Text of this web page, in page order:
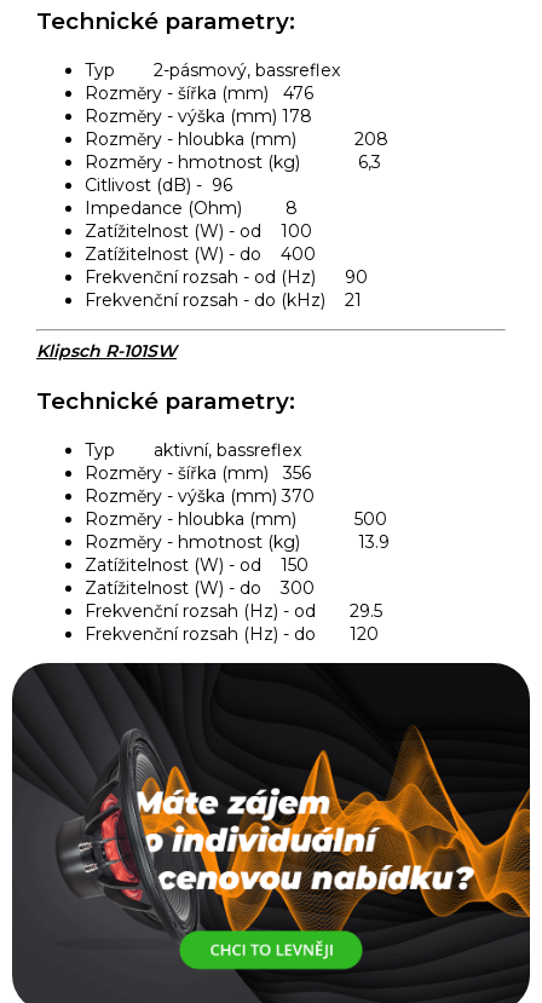
Technické parametry:
Typ 2-pásmový, bassreflex
Rozměry - šířka (mm) 476
Rozměry - výška (mm) 178
Rozměry - hloubka (mm) 208
Rozměry - hmotnost (kg) 6,3
Citlivost (dB) - 96
Impedance (Ohm) 8
Zatížitelnost (W) - od 100
Zatížitelnost (W) - do 400
Frekvenční rozsah - od (Hz) 90
Frekvenční rozsah - do (kHz) 21
Klipsch R-101SW
Technické parametry:
Typ aktivní, bassreflex
Rozměry - šířka (mm) 356
Rozměry - výška (mm) 370
Rozměry - hloubka (mm) 500
Rozměry - hmotnost (kg) 13.9
Zatížitelnost (W) - od 150
Zatížitelnost (W) - do 300
Frekvenční rozsah (Hz) - od 29.5
Frekvenční rozsah (Hz) - do 120